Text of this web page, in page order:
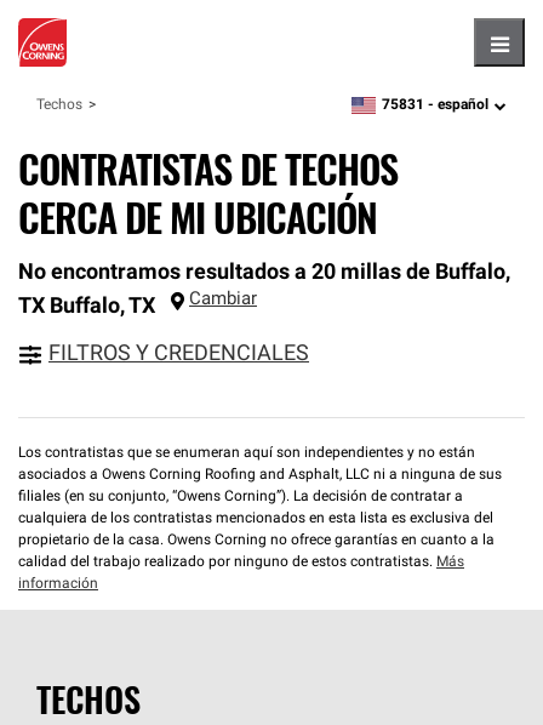
Techos zipcode, language
75831 - español
CONTRATISTAS DE TECHOS
CERCA DE MI UBICACIÓN
No encontramos resultados a 20 millas de Buffalo,
TX Buffalo,TX Cambiar
FILTROS Y CREDENCIALES
Los contratistas que se enumeran aquí son independientes y no están
asociados a Owens Corning Roofing and Asphalt, LLC ni a ninguna de sus
filiales (en su conjunto, “Owens Corning”). La decisión de contratar a
cualquiera de los contratistas mencionados en esta lista es exclusiva del
propietario de la casa. Owens Corning no ofrece garantías en cuanto a la
calidad del trabajo realizado por ninguno de estos contratistas. Más
información
TECHOS